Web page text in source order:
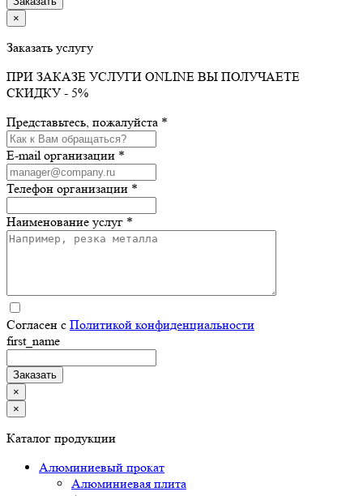
×
Заказать услугу
ПРИ ЗАКАЗЕ УСЛУГИ ONLINE ВЫ ПОЛУЧАЕТЕ
СКИДКУ - 5%
Представьтесь, пожалуйста *
E-mail организации *
Телефон организации *
Наименование услуг *
Согласен с Политикой конфиденциальности
first_name
×
×
Каталог продукции
Алюминиевый прокат
Алюминиевая плита